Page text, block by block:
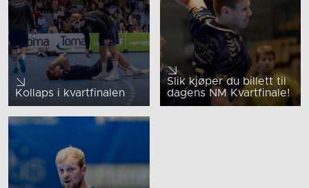
Kollaps i kvartfinalen
Slik kjøper du billett til
dagens NM Kvartfinale!